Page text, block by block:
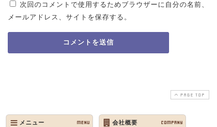
次回のコメントで使用するためブラウザーに自分の名前、
メールアドレス、サイトを保存する。
PAGE TOP
メニュー MENU 会社概要 COMPANY